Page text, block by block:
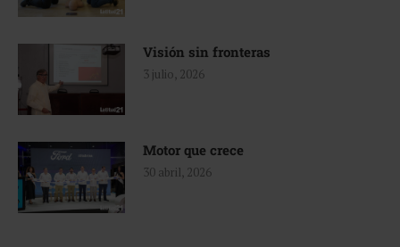
Visión sin fronteras
3 julio, 2026
Motor que crece
30 abril, 2026